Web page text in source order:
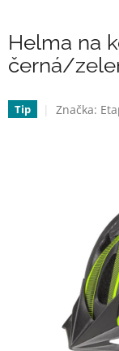
Helma na
černá/
Tip Značka: